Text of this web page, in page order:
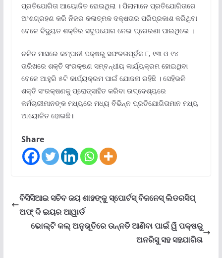
ପ୍ରତିଯୋଗିତା ଆୟୋଜିତ ହୋଇଥିଲା । ପିଲାମାନେ ପ୍ରତିଯୋଗିତାରେ
ଅଂଶଗ୍ରହଣ କରି ନିଜର କଳାତ୍ମକ ଦକ୍ଷତାର ପରିପ୍ରକାଶ କରିଥିବା
ବେଳେ ବିଦ୍ୟୁତ ଶକ୍ତିର ସଦୁପଯୋଗ ନେଇ ପ୍ରେରଣା ପାଇଥିଲେ ।
ଚଳିତ ମାସରେ କମ୍ପାନୀ ପକ୍ଷରୁ ସଫଳତାପୂର୍ବକ ୮, ୧୩ ଓ ୧୪
ତାରିଖରେ ଶକ୍ତି ସଂରକ୍ଷଣ ସମ୍ବନ୍ଧୀୟ କାର୍ଯ୍ୟକ୍ରମ ହୋଇଥିବା
ବେଳେ ଆହୁରି ୫ଟି କାର୍ଯ୍ୟକ୍ରମ ପାଇଁ ଯୋଜନା ରହିଛି । ସେହିଭଳି
ଶକ୍ତି ସଂରକ୍ଷଣକୁ ପ୍ରୋତ୍ସାହିତ କରିବା ଉଦ୍ଦେଶ୍ୟରେ
କର୍ମଚାରୀମାନଙ୍କ ମଧ୍ୟରେ ମଧ୍ୟ ବିଭିନ୍ନ ପ୍ରତିଯୋଗିତାମାନ ମଧ୍ୟ
ଆୟୋଜିତ ହୋଇଛି।
Share
ବିସିସିଆଇ ସଚିବ ଜୟ ଶାହଙ୍କୁ ସ୍ପୋର୍ଟସ୍ ବିଜନେସ୍ ଲିଡରସିପ୍
ଅଫ୍ ଦି ଇୟର ଆୱାର୍ଡ
ଭୋଲ୍‌ଟି କଲ୍ ଅନୁଭୂତିରେ ଉନ୍ନତି ଆଣିବା ପାଇଁ ୱି ପକ୍ଷରୁ
ଅନରିସୁ ସହ ସହଯାଗିତା